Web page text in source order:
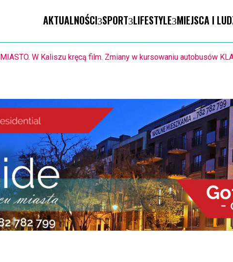
AKTUALNOŚCI SPORT LIFESTYLE MIEJSCA I
8-11.8. Warsztaty pisania ikon w Pałacu Lipskich